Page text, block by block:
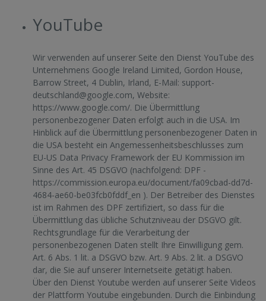
YouTube
Wir verwenden auf unserer Seite den Dienst YouTube des
Unternehmens Google Ireland Limited, Gordon House,
Barrow Street, 4 Dublin, Irland, E-Mail: support-
deutschland@google.com, Website:
https://www.google.com/. Die Übermittlung
personenbezogener Daten erfolgt auch in die USA. Im
Hinblick auf die Übermittlung personenbezogener Daten in
die USA besteht ein Angemessenheitsbeschlusses zum
EU-US Data Privacy Framework der EU Kommission im
Sinne des Art. 45 DSGVO (nachfolgend: DPF -
https://commission.europa.eu/document/fa09cbad-dd7d-
4684-ae60-be03fcb0fddf_en ). Der Betreiber des Dienstes
ist im Rahmen des DPF zertifiziert, so dass für die
Übermittlung das übliche Schutzniveau der DSGVO gilt.
Rechtsgrundlage für die Verarbeitung der
personenbezogenen Daten stellt Ihre Einwilligung gem.
Art. 6 Abs. 1 lit. a DSGVO bzw. Art. 9 Abs. 2 lit. a DSGVO
dar, die Sie auf unserer Internetseite getätigt haben.
Über den Dienst Youtube werden auf unserer Seite Videos
der Plattform Youtube eingebunden. Durch die Einbindung